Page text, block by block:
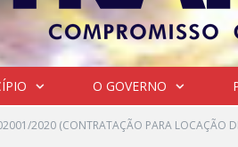
O GOVERNO
2020 (CONTRATAÇÃO PARA LOCAÇÃO